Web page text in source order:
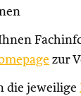
zur
die jeweilige